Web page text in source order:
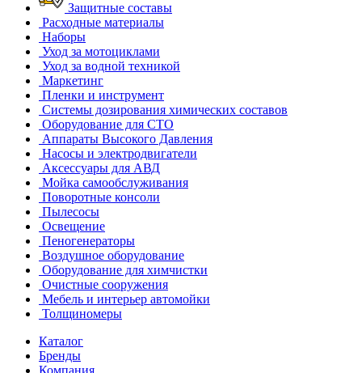
Защитные составы
Расходные материалы
Наборы
Уход за мотоциклами
Уход за водной техникой
Маркетинг
Пленки и инструмент
Системы дозирования химических составов
Оборудование для СТО
Аппараты Высокого Давления
Насосы и электродвигатели
Аксессуары для АВД
Мойка самообслуживания
Поворотные консоли
Пылесосы
Освещение
Пеногенераторы
Воздушное оборудование
Оборудование для химчистки
Очистные сооружения
Мебель и интерьер автомойки
Толщиномеры
Каталог
Бренды
Компания